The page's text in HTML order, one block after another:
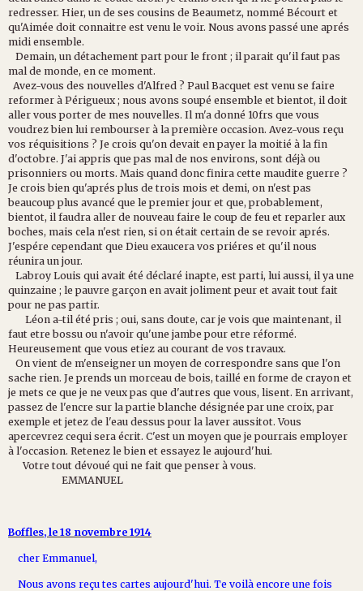
redresser. Hier, un de ses cousins de Beaumetz, nommé Bécourt et
qu'Aimée doit connaitre est venu le voir. Nous avons passé une aprés
midi ensemble.
Demain, un détachement part pour le front ; il parait qu'il faut pas
mal de monde, en ce moment.
Avez-vous des nouvelles d'Alfred ? Paul Bacquet est venu se faire
reformer à Périgueux ; nous avons soupé ensemble et bientot, il doit
aller vous porter de mes nouvelles. Il m'a donné 10frs que vous
voudrez bien lui rembourser à la première occasion. Avez-vous reçu
vos réquisitions ? Je crois qu'on devait en payer la moitié à la fin
d'octobre. J'ai appris que pas mal de nos environs, sont déjà ou
prisonniers ou morts. Mais quand donc finira cette maudite guerre ?
Je crois bien qu'aprés plus de trois mois et demi, on n'est pas
beaucoup plus avancé que le premier jour et que, probablement,
bientot, il faudra aller de nouveau faire le coup de feu et reparler aux
boches, mais cela n'est rien, si on était certain de se revoir aprés.
J'espére cependant que Dieu exaucera vos priéres et qu'il nous
réunira un jour.
Labroy Louis qui avait été déclaré inapte, est parti, lui aussi, il ya une
quinzaine ; le pauvre garçon en avait joliment peur et avait tout fait
pour ne pas partir.
Léon a-til été pris ; oui, sans doute, car je vois que maintenant, il
faut etre bossu ou n'avoir qu'une jambe pour etre réformé.
Heureusement que vous etiez au courant de vos travaux.
On vient de m'enseigner un moyen de correspondre sans que l'on
sache rien. Je prends un morceau de bois, taillé en forme de crayon et
je mets ce que je ne veux pas que d'autres que vous, lisent. En arrivant,
passez de l'encre sur la partie blanche désignée par une croix, par
exemple et jetez de l'eau dessus pour la laver aussitot. Vous
apercevrez cequi sera écrit. C'est un moyen que je pourrais employer
à l'occasion. Retenez le bien et essayez le aujourd'hui.
Votre tout dévoué qui ne fait que penser à vous.
EMMANUEL
Boffles, le 18 novembre 1914
cher Emmanuel,
Nous avons reçu tes cartes aujourd'hui. Te voilà encore une fois